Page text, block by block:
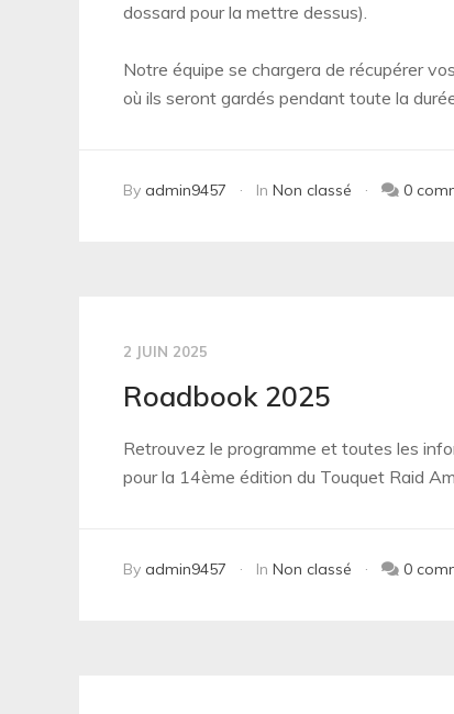
dossard pour la mettre dessus).
Notre équipe se chargera de récupérer
où ils seront gardés pendant toute la
By admin9457 In Non classé 0
2 JUIN 2025
Roadbook 2025
Retrouvez le programme et toutes les
pour la 14ème édition du Touquet Raid
By admin9457 In Non classé 0